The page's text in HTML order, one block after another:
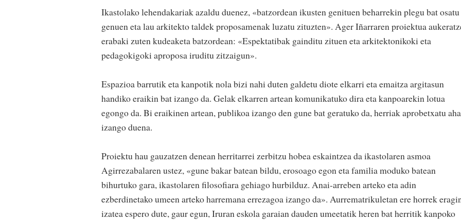
Ikastolako lehendakariak azaldu duenez, «batzordean ikusten genituen beharrekin plegu bat osatu
genuen eta lau arkitekto taldek proposamenak luzatu zituzten». Ager Iñarraren proiektua
erabaki zuten kudeaketa batzordean: «Espektatibak gainditu zituen eta arkitektonikoki eta
pedagokigoki aproposa iruditu zitzaigun».
Espazioa barrutik eta kanpotik nola bizi nahi duten galdetu diote elkarri eta emaitza argitasun
handiko eraikin bat izango da. Gelak elkarren artean komunikatuko dira eta kanpoarekin lotua
egongo da. Bi eraikinen artean, publikoa izango den gune bat geratuko da, herriak aprobetxatu
izango duena.
Proiektu hau gauzatzen denean herritarrei zerbitzu hobea eskaintzea da ikastolaren asmoa
Agirrezabalaren ustez, «gune bakar batean bildu, erosoago egon eta familia moduko batean
bihurtuko gara, ikastolaren filosofiara gehiago hurbilduz. Anai-arreben arteko eta adin
ezberdinetako umeen arteko harremana errezagoa izango da». Aurrematrikuletan ere horrek
izatea espero dute, gaur egun, Iruran eskola garaian dauden umeetatik heren bat herritik kanpoko